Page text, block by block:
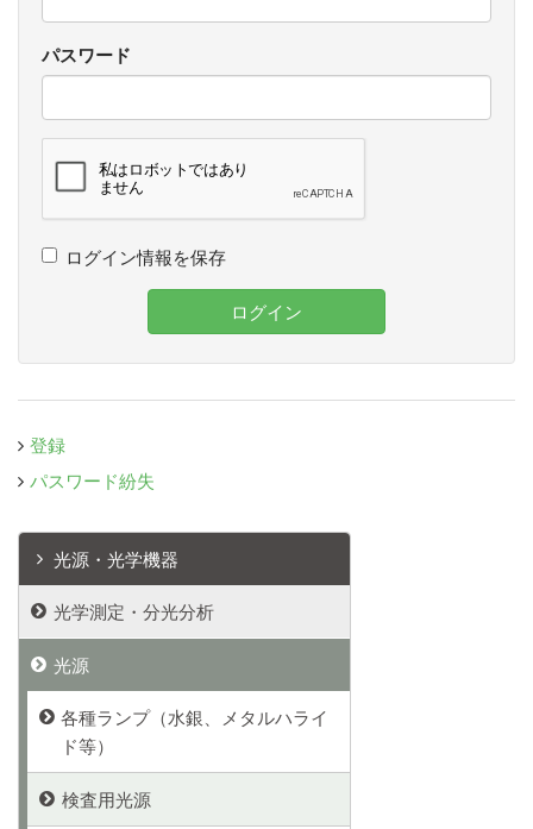
パスワード
ログイン情報を保存
ログイン
登録
パスワード紛失
光源・光学機器
光学測定・分光分析
光源
各種ランプ（水銀、メタルハライ
ド等）
検査用光源